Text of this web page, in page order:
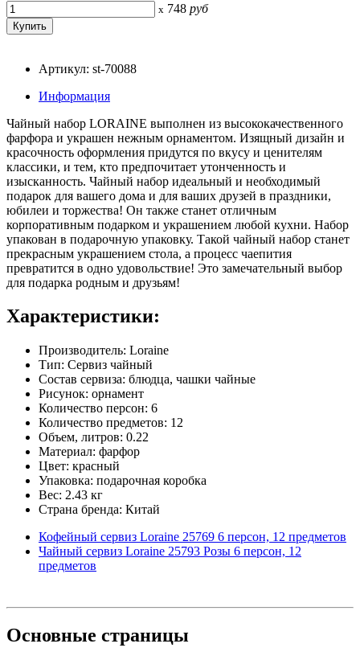
x 748 руб
Артикул: st-70088
Информация
Чайный набор LORAINE выполнен из высококачественного
фарфора и украшен нежным орнаментом. Изящный дизайн и
красочность оформления придутся по вкусу и ценителям
классики, и тем, кто предпочитает утонченность и
изысканность. Чайный набор идеальный и необходимый
подарок для вашего дома и для ваших друзей в праздники,
юбилеи и торжества! Он также станет отличным
корпоративным подарком и украшением любой кухни. Набор
упакован в подарочную упаковку. Такой чайный набор станет
прекрасным украшением стола, а процесс чаепития
превратится в одно удовольствие! Это замечательный выбор
для подарка родным и друзьям!
Характеристики:
Производитель: Loraine
Тип: Сервиз чайный
Состав сервиза: блюдца, чашки чайные
Рисунок: орнамент
Количество персон: 6
Количество предметов: 12
Объем, литров: 0.22
Материал: фарфор
Цвет: красный
Упаковка: подарочная коробка
Вес: 2.43 кг
Страна бренда: Китай
Кофейный сервиз Loraine 25769 6 персон, 12 предметов
Чайный сервиз Loraine 25793 Розы 6 персон, 12
предметов
Основные страницы